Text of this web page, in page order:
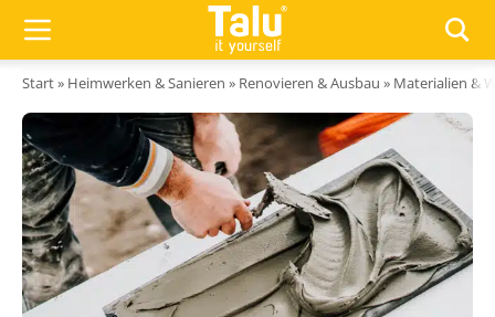
Start» Heimwerken & Sanieren » Renovieren & Ausbau » Materialien &